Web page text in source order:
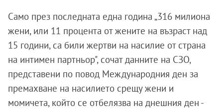
Само през последната една година „316 милиона
жени, или 11 процента от жените на възраст над
15 години, са били жертви на насилие от страна
на интимен партньор", сочат данните на СЗО,
представени по повод Международния ден за
премахване на насилието срещу жени и
момичета, който се отбелязва на днешния ден -